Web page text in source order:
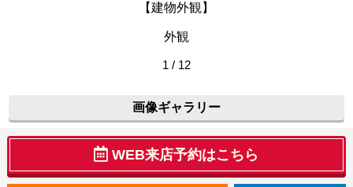
【建物外観】
外観
1 / 12
画像ギャラリー
WEB来店予約はこちら